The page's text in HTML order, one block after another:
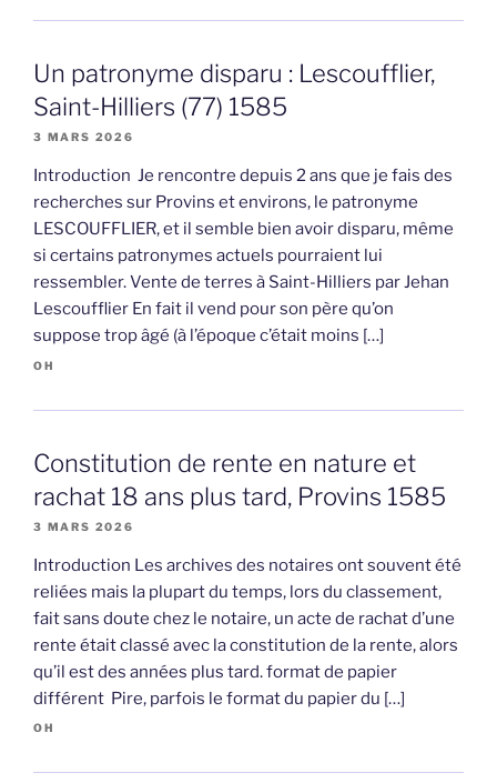
Un patronyme disparu : Lescoufflier,
Saint-Hilliers (77) 1585
3 MARS 2026
Introduction Je rencontre depuis 2 ans que je fais des
recherches sur Provins et environs, le patronyme
LESCOUFFLIER, et il semble bien avoir disparu, même
si certains patronymes actuels pourraient lui
ressembler. Vente de terres à Saint-Hilliers par Jehan
Lescoufflier En fait il vend pour son père qu’on
suppose trop âgé (à l’époque c’était moins […]
OH
Constitution de rente en nature et
rachat 18 ans plus tard, Provins 1585
3 MARS 2026
Introduction Les archives des notaires ont souvent été
reliées mais la plupart du temps, lors du classement,
fait sans doute chez le notaire, un acte de rachat d’une
rente était classé avec la constitution de la rente, alors
qu’il est des années plus tard. format de papier
différent Pire, parfois le format du papier du […]
OH